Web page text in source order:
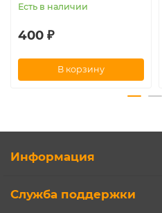
Есть в наличии
400 ₽
В корзину
Информация
Служба поддержки